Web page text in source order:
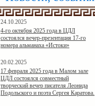
24.10.2025
16:19:07
4-го октября 2025 года в ЦДЛ
состоялся вечер-презентация 17-го
номера альманаха «Истоки»
20.02.2025
14:24:00
17 февраля 2025 года в Малом зале
ЦДЛ состоялся совместный
творческий вечер писателя Леонида
Подольского и поэта Сергея Каратова.